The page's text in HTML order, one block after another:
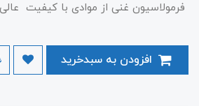
فرمولاسیون غنی از موادی با کیفیت